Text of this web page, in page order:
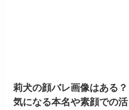
莉犬の顔バレ画像はある？
気になる本名や素顔での活